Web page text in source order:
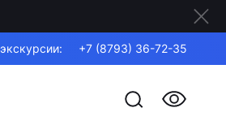
+7 (8793) 36-72-35